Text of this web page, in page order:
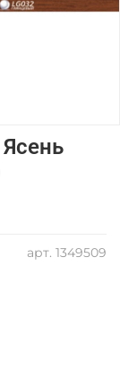
арт. 1349509